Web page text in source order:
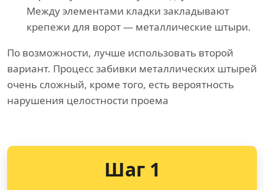
Между элементами кладки закладывают
крепежи для ворот — металлические штыри.
По возможности, лучше использовать второй
вариант. Процесс забивки металлических штырей
очень сложный, кроме того, есть вероятность
нарушения целостности проема
Шаг 1